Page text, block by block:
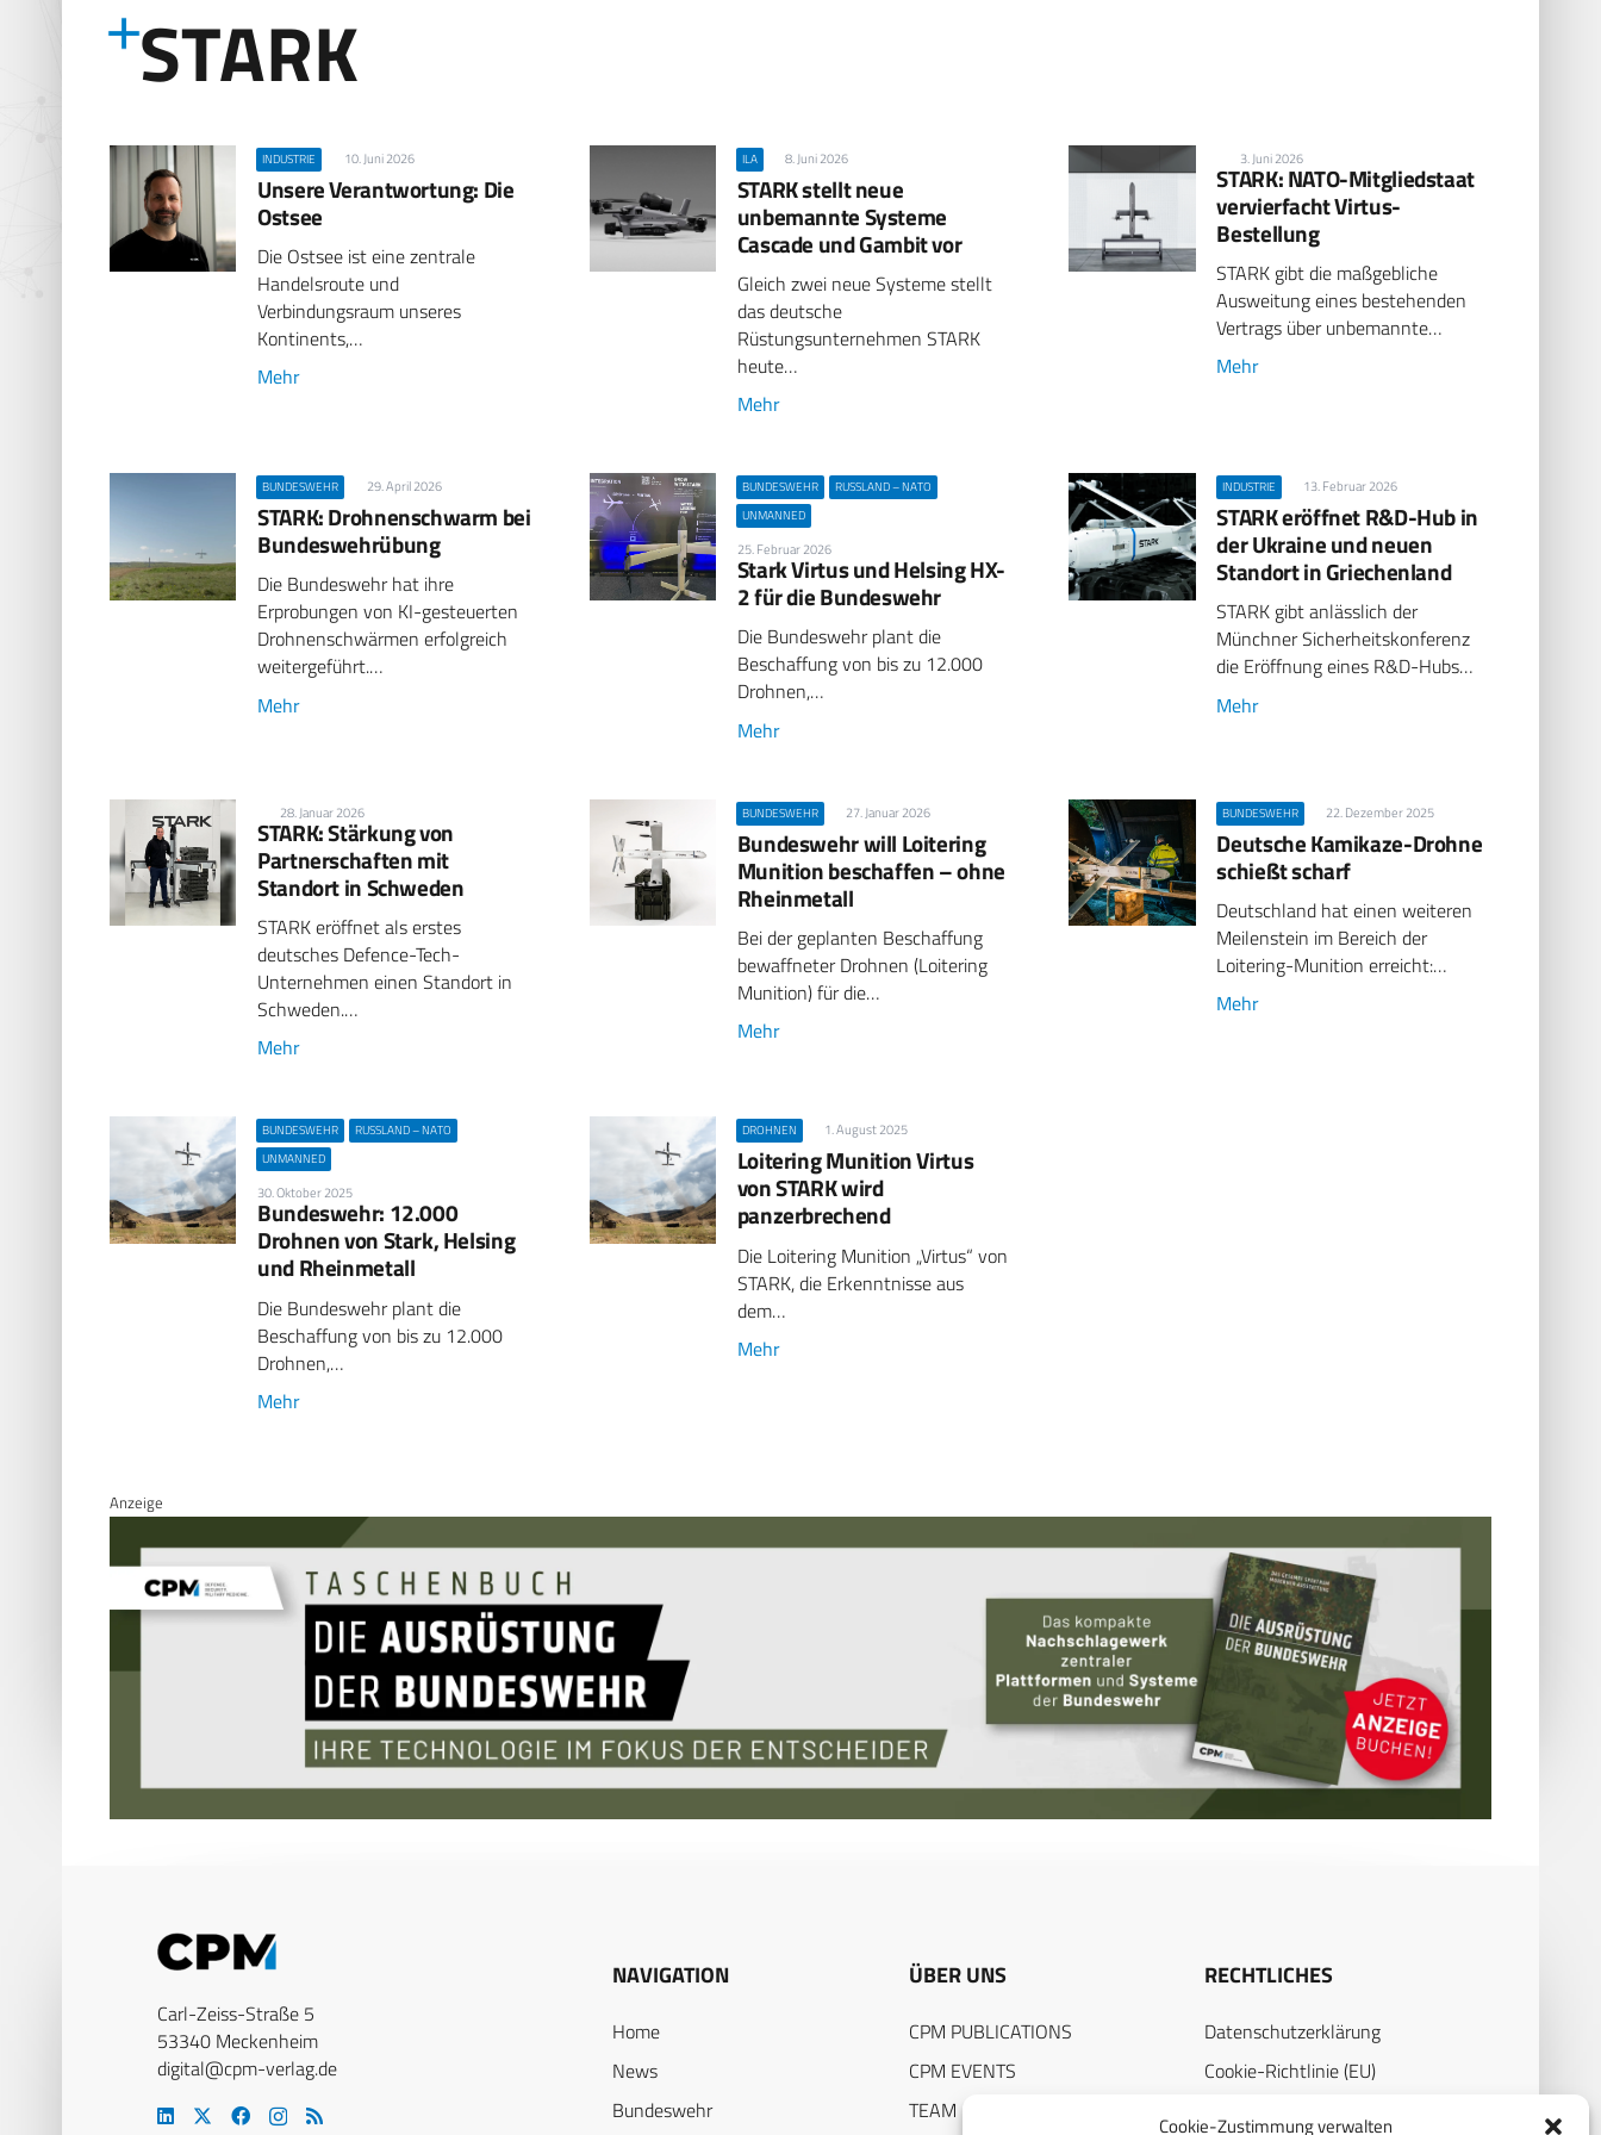
Cookie-Zustimmung verwalten
STARK
INDUSTRIE 10. Juni 2026
Unsere Verantwortung: Die
Ostsee
Die Ostsee ist eine zentrale
Handelsroute und
Verbindungsraum unseres
Kontinents,…
Mehr
ILA 8. Juni 2026
STARK stellt neue
unbemannte Systeme
Cascade und Gambit vor
Gleich zwei neue Systeme stellt
das deutsche
Rüstungsunternehmen STARK
heute…
Mehr
3. Juni 2026
STARK: NATO-Mitgliedstaat
vervierfacht Virtus-
Bestellung
STARK gibt die maßgebliche
Ausweitung eines bestehenden
Vertrags über unbemannte…
Mehr
BUNDESWEHR 29. April 2026
STARK: Drohnenschwarm bei
Bundeswehrübung
Die Bundeswehr hat ihre
Erprobungen von KI-gesteuerten
Drohnenschwärmen erfolgreich
weitergeführt.…
Mehr
BUNDESWEHR
RUSSLAND – NATO
UNMANNED
25. Februar 2026
Stark Virtus und Helsing HX-
2 für die Bundeswehr
Die Bundeswehr plant die
Beschaffung von bis zu 12.000
Drohnen,…
Mehr
INDUSTRIE 13. Februar 2026
STARK eröffnet R&D-Hub in
der Ukraine und neuen
Standort in Griechenland
STARK gibt anlässlich der
Münchner Sicherheitskonferenz
die Eröffnung eines R&D-Hubs…
Mehr
28. Januar 2026
STARK: Stärkung von
Partnerschaften mit
Standort in Schweden
STARK eröffnet als erstes
deutsches Defence-Tech-
Unternehmen einen Standort in
Schweden.…
Mehr
BUNDESWEHR 27. Januar 2026
Bundeswehr will Loitering
Munition beschaffen – ohne
Rheinmetall
Bei der geplanten Beschaffung
bewaffneter Drohnen (Loitering
Munition) für die…
Mehr
BUNDESWEHR 22. Dezember 2025
Deutsche Kamikaze-Drohne
schießt scharf
Deutschland hat einen weiteren
Meilenstein im Bereich der
Loitering-Munition erreicht:…
Mehr
BUNDESWEHR
RUSSLAND – NATO
UNMANNED
30. Oktober 2025
Bundeswehr: 12.000
Drohnen von Stark, Helsing
und Rheinmetall
Die Bundeswehr plant die
Beschaffung von bis zu 12.000
Drohnen,…
Mehr
DROHNEN 1. August 2025
Loitering Munition Virtus
von STARK wird
panzerbrechend
Die Loitering Munition „Virtus“ von
STARK, die Erkenntnisse aus
dem…
Mehr
Anzeige
Carl-Zeiss-Straße 5
53340 Meckenheim
digital@cpm-verlag.de
NAVIGATION
Home
News
Bundeswehr
ÜBER UNS
CPM PUBLICATIONS
CPM EVENTS
TEAM
RECHTLICHES
Datenschutzerklärung
Cookie-Richtlinie (EU)